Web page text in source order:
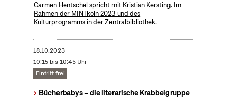
Carmen Hentschel spricht mit Kristian Kersting. Im
Rahmen der MINTköln 2023 und des
Kulturprogramms in der Zentralbibliothek.
18.10.2023
10:15 bis 10:45 Uhr
Eintritt frei
Bücherbabys – die literarische Krabbelgruppe